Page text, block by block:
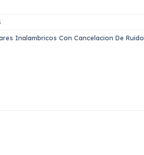
Inalambricos Con Cancelacion De Ruido